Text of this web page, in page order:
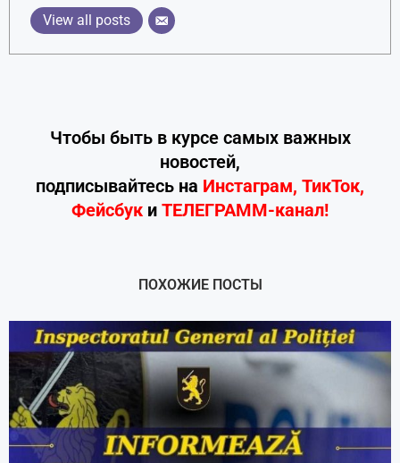
View all posts
Чтобы быть в курсе самых важных
новостей,
подписывайтесь на Инстаграм, ТикТок,
Фейсбук и ТЕЛЕГРАММ-канал!
ПОХОЖИЕ ПОСТЫ